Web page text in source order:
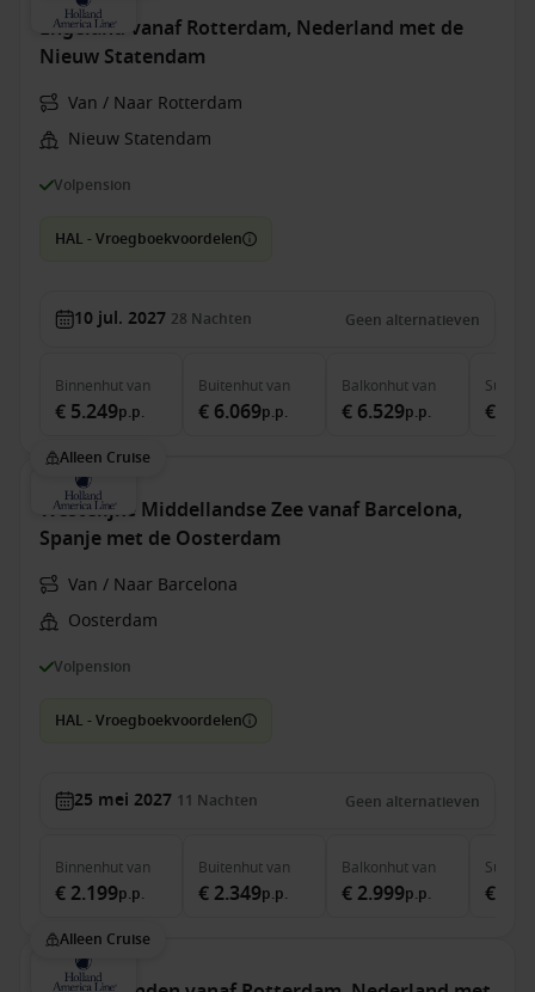
Engeland vanaf Rotterdam, Nederland met de
Nieuw Statendam
Van / Naar Rotterdam
Nieuw Statendam
Volpension
HAL - Vroegboekvoordelen
10 jul. 2027 28 Nachten Geen alternatieven
Binnenhutvan
€ 5.249p.p.
Buitenhutvan
€ 6.069p.p.
Balkonhutvan
€ 6.529p.p.
Suite
€
Alleen Cruise
Westelijke Middellandse Zee vanaf Barcelona,
Spanje met de Oosterdam
Van / Naar Barcelona
Oosterdam
Volpension
HAL - Vroegboekvoordelen
25 mei 2027 11 Nachten Geen alternatieven
Binnenhutvan
€ 2.199p.p.
Buitenhutvan
€ 2.349p.p.
Balkonhutvan
€ 2.999p.p.
Suite
€
Alleen Cruise